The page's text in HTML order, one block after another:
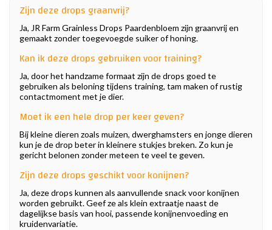
Zijn deze drops graanvrij?
Ja, JR Farm Grainless Drops Paardenbloem zijn graanvrij en
gemaakt zonder toegevoegde suiker of honing.
Kan ik deze drops gebruiken voor training?
Ja, door het handzame formaat zijn de drops goed te
gebruiken als beloning tijdens training, tam maken of rustig
contactmoment met je dier.
Moet ik een hele drop per keer geven?
Bij kleine dieren zoals muizen, dwerghamsters en jonge dieren
kun je de drop beter in kleinere stukjes breken. Zo kun je
gericht belonen zonder meteen te veel te geven.
Zijn deze drops geschikt voor konijnen?
Ja, deze drops kunnen als aanvullende snack voor konijnen
worden gebruikt. Geef ze als klein extraatje naast de
dagelijkse basis van hooi, passende konijnenvoeding en
kruidenvariatie.